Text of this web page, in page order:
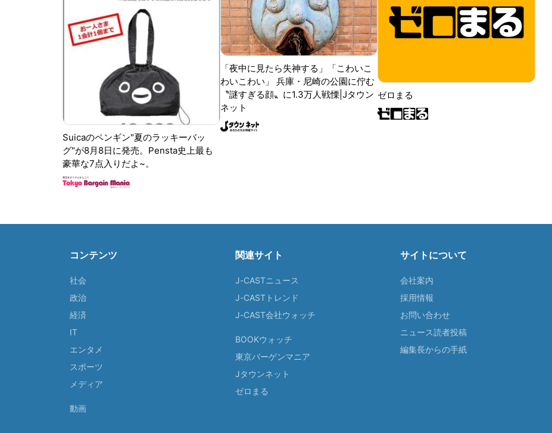
Suicaのペンギン"夏のラッキーバッ
グ"が8月8日に発売。Pensta史上最も
豪華な7点入りだよ~。
「夜中に見たら失神する」「こわいこ
わいこわい」 兵庫・尼崎の公園に佇む
〝謎すぎる顔〟に1.3万人戦慄|Jタウン
ネット
ゼロまる
コンテンツ
社会
政治
経済
IT
エンタメ
スポーツ
メディア
動画
関連サイト
J-CASTニュース
J-CASTトレンド
J-CAST会社ウォッチ
BOOKウォッチ
東京バーゲンマニア
Jタウンネット
ゼロまる
サイトについて
会社案内
採用情報
お問い合わせ
ニュース読者投稿
編集長からの手紙